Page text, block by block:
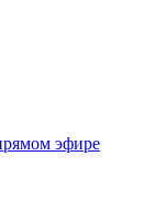
эфире